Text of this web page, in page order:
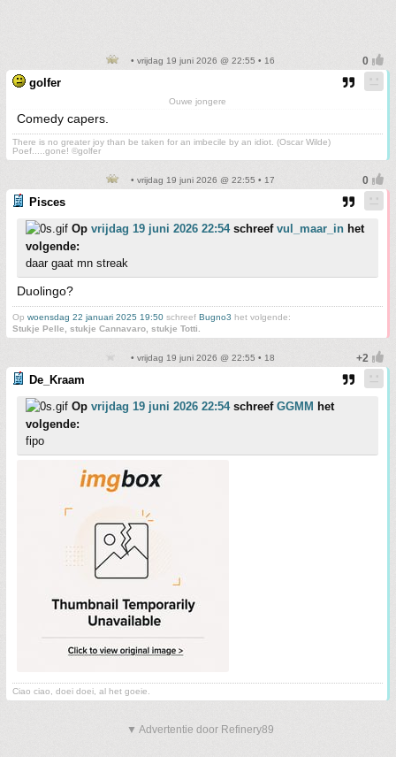
• vrijdag 19 juni 2026 @ 22:55 • 16
golfer
Ouwe jongere
Comedy capers.
There is no greater joy than be taken for an imbecile by an idiot. (Oscar Wilde)
Poef.....gone! ©golfer
• vrijdag 19 juni 2026 @ 22:55 • 17
Pisces
Op vrijdag 19 juni 2026 22:54schreef vul_maar_in het
volgende:
daar gaat mn streak
Duolingo?
Op woensdag 22 januari 2025 19:50 schreef Bugno3 het volgende:
Stukje Pelle, stukje Cannavaro, stukje Totti.
• vrijdag 19 juni 2026 @ 22:55 • 18
De_Kraam
Op vrijdag 19 juni 2026 22:54schreef GGMM het
volgende:
fipo
Ciao ciao, doei doei, al het goeie.
▼ Advertentie door Refinery89